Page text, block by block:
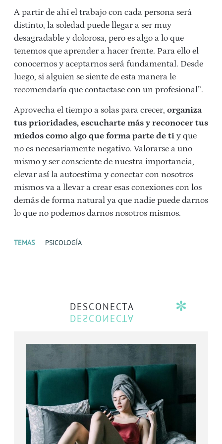
A partir de ahí el trabajo con cada persona será
distinto, la soledad puede llegar a ser muy
desagradable y dolorosa, pero es algo a lo que
tenemos que aprender a hacer frente. Para ello el
conocernos y aceptarnos será fundamental. Desde
luego, si alguien se siente de esta manera le
recomendaría que contactase con un profesional”.
Aprovecha el tiempo a solas para crecer, organiza
tus prioridades, escucharte más y reconocer tus
miedos como algo que forma parte de ti y que
no es necesariamente negativo. Valorarse a uno
mismo y ser consciente de nuestra importancia,
elevar así la autoestima y conectar con nosotros
mismos va a llevar a crear esas conexiones con los
demás de forma natural ya que nadie puede darnos
lo que no podemos darnos nosotros mismos.
TEMAS PSICOLOGÍA
DESCONECTA